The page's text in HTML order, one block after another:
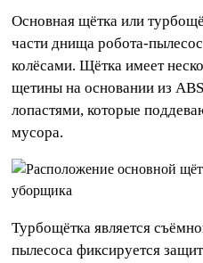
Основная щётка или
части днища робота-
колёсами. Щётка имеет
щетины на основании из
лопастями, которые
мусора.
Турбощётка является
пылесоса фиксируется